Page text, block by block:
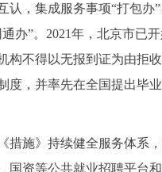
认，集成服务事项“打包办
办”。2021年，北京市已
构不得以无报到证为由拒
度，并率先在全国提出毕
施》持续健全服务体系，
国资等公共就业招聘平台